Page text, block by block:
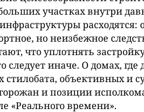
участках внутри
расходятся:
но неизбежное
что уплотнять
следует иначе. О домах, где
стилобата, объективных и
и позиции
«Реального времени».